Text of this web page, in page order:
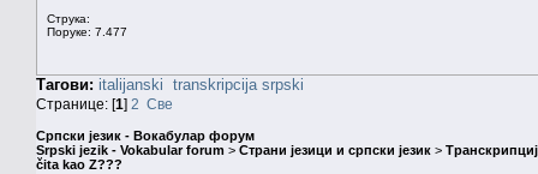
Струка:
Поруке: 7.477
Тагови: italijanski transkripcija srpski
Странице: [1] 2 Све
Српски језик - Вокабулар форум
Srpski jezik - Vokabular forum > Страни језици и српски језик >
čita kao Z???